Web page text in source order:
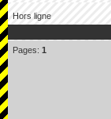
Hors ligne
Pages: 1